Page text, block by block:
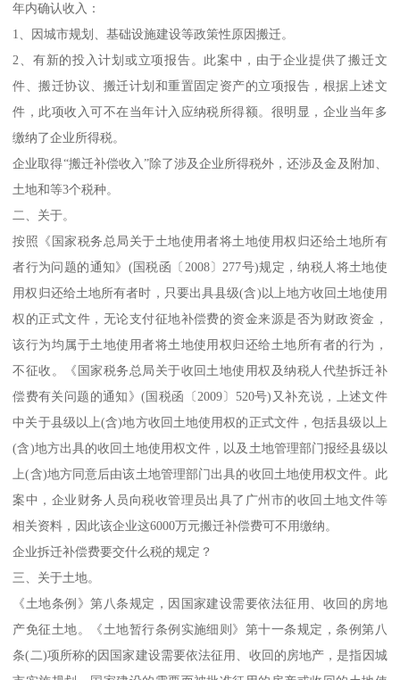
年内确认收入：
1、因城市规划、基础设施建设等政策性原因搬迁。
2、有新的投入计划或立项报告。此案中，由于企业提供了搬迁文
件、搬迁协议、搬迁计划和重置固定资产的立项报告，根据上述文
件，此项收入可不在当年计入应纳税所得额。很明显，企业当年多
缴纳了企业所得税。
企业取得“搬迁补偿收入”除了涉及企业所得税外，还涉及金及附加、
土地和等3个税种。
二、关于。
按照《国家税务总局关于土地使用者将土地使用权归还给土地所有
者行为问题的通知》(国税函〔2008〕277号)规定，纳税人将土地使
用权归还给土地所有者时，只要出具县级(含)以上地方收回土地使用
权的正式文件，无论支付征地补偿费的资金来源是否为财政资金，
该行为均属于土地使用者将土地使用权归还给土地所有者的行为，
不征收。《国家税务总局关于收回土地使用权及纳税人代垫拆迁补
偿费有关问题的通知》(国税函〔2009〕520号)又补充说，上述文件
中关于县级以上(含)地方收回土地使用权的正式文件，包括县级以上
(含)地方出具的收回土地使用权文件，以及土地管理部门报经县级以
上(含)地方同意后由该土地管理部门出具的收回土地使用权文件。此
案中，企业财务人员向税收管理员出具了广州市的收回土地文件等
相关资料，因此该企业这6000万元搬迁补偿费可不用缴纳。
企业拆迁补偿费要交什么税的规定？
三、关于土地。
《土地条例》第八条规定，因国家建设需要依法征用、收回的房地
产免征土地。《土地暂行条例实施细则》第十一条规定，条例第八
条(二)项所称的因国家建设需要依法征用、收回的房地产，是指因城